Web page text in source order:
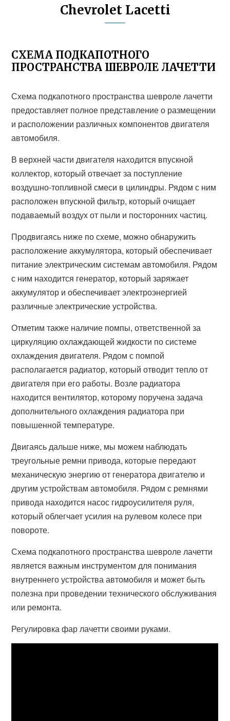
Chevrolet Lacetti
СХЕМА ПОДКАПОТНОГО
ПРОСТРАНСТВА ШЕВРОЛЕ ЛАЧЕТТИ
Схема подкапотного пространства шевроле лачетти
предоставляет полное представление о размещении
и расположении различных компонентов двигателя
автомобиля.
В верхней части двигателя находится впускной
коллектор, который отвечает за поступление
воздушно-топливной смеси в цилиндры. Рядом с ним
расположен впускной фильтр, который очищает
подаваемый воздух от пыли и посторонних частиц.
Продвигаясь ниже по схеме, можно обнаружить
расположение аккумулятора, который обеспечивает
питание электрическим системам автомобиля. Рядом
с ним находится генератор, который заряжает
аккумулятор и обеспечивает электроэнергией
различные электрические устройства.
Отметим также наличие помпы, ответственной за
циркуляцию охлаждающей жидкости по системе
охлаждения двигателя. Рядом с помпой
располагается радиатор, который отводит тепло от
двигателя при его работы. Возле радиатора
находится вентилятор, которому поручена задача
дополнительного охлаждения радиатора при
повышенной температуре.
Двигаясь дальше ниже, мы можем наблюдать
треугольные ремни привода, которые передают
механическую энергию от генератора двигателю и
другим устройствам автомобиля. Рядом с ремнями
привода находится насос гидроусилителя руля,
который облегчает усилия на рулевом колесе при
повороте.
Схема подкапотного пространства шевроле лачетти
является важным инструментом для понимания
внутреннего устройства автомобиля и может быть
полезна при проведении технического обслуживания
или ремонта.
Регулировка фар лачетти своими руками.